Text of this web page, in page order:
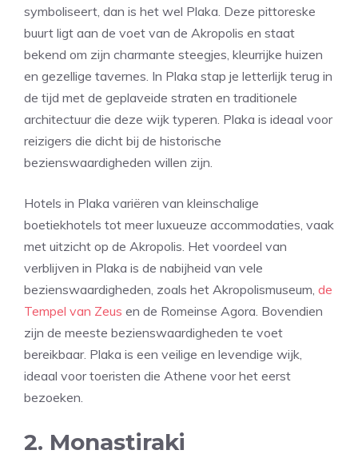
symboliseert, dan is het wel Plaka. Deze pittoreske
buurt ligt aan de voet van de Akropolis en staat
bekend om zijn charmante steegjes, kleurrijke huizen
en gezellige tavernes. In Plaka stap je letterlijk terug in
de tijd met de geplaveide straten en traditionele
architectuur die deze wijk typeren. Plaka is ideaal voor
reizigers die dicht bij de historische
bezienswaardigheden willen zijn.
Hotels in Plaka variëren van kleinschalige
boetiekhotels tot meer luxueuze accommodaties, vaak
met uitzicht op de Akropolis. Het voordeel van
verblijven in Plaka is de nabijheid van vele
bezienswaardigheden, zoals het Akropolismuseum, de
Tempel van Zeus en de Romeinse Agora. Bovendien
zijn de meeste bezienswaardigheden te voet
bereikbaar. Plaka is een veilige en levendige wijk,
ideaal voor toeristen die Athene voor het eerst
bezoeken.
2. Monastiraki